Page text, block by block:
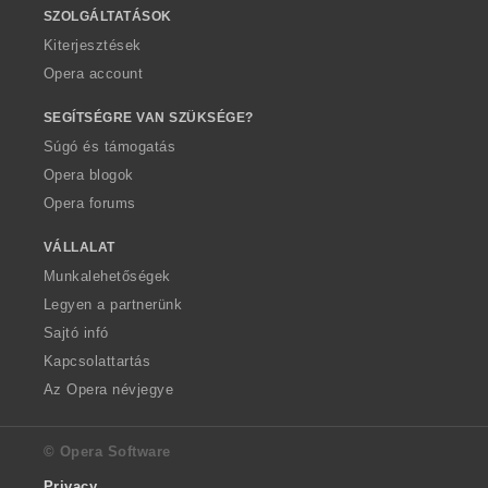
SZOLGÁLTATÁSOK
Kiterjesztések
Opera account
SEGÍTSÉGRE VAN SZÜKSÉGE?
Súgó és támogatás
Opera blogok
Opera forums
VÁLLALAT
Munkalehetőségek
Legyen a partnerünk
Sajtó infó
Kapcsolattartás
Az Opera névjegye
© Opera Software